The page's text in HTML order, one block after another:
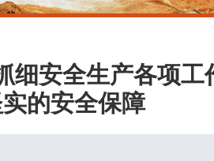
细安全生产各项
的安全保障